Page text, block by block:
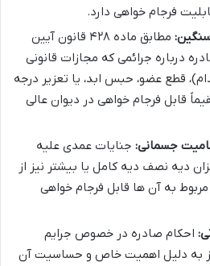
فرجام خواهی دارد.
مطابق ماده ۴۲۸ قانون آیین
درباره جرائمی که مجازات قانونی
قطع عضو، حبس ابد، یا تعزیر درجه
قابل فرجام خواهی در دیوان عالی
جسمانی: جنایات عمدی علیه
دیه نصف دیه کامل یا بیشتر نیز از
به آن ها قابل فرجام خواهی
احکام صادره در خصوص جرایم
به دلیل اهمیت خاص و حساسیت آن